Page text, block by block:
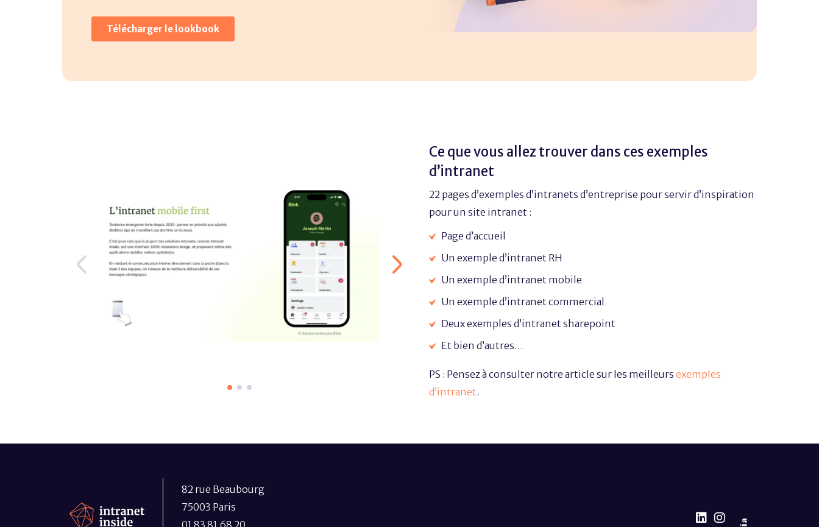
Ce que vous allez trouver dans ces exemples
d’intranet
22 pages d’exemples d’intranets d’entreprise pour servir d’inspiration
pour un site intranet :
Page d’accueil
Un exemple d’intranet RH
Un exemple d’intranet mobile
Un exemple d’intranet commercial
Deux exemples d’intranet sharepoint
Et bien d’autres…
PS : Pensez à consulter notre article sur les meilleurs exemples
d’intranet.
82 rue Beaubourg
75003 Paris